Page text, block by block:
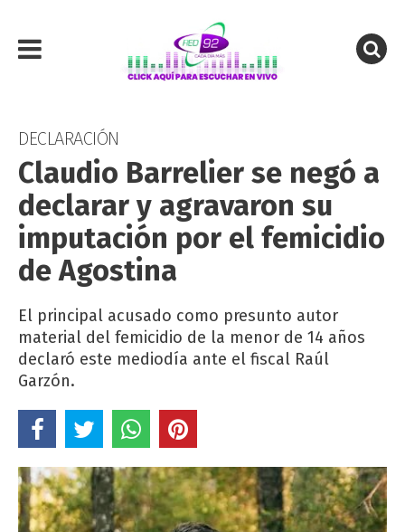
DECLARACIÓN
Claudio Barrelier se negó a
declarar y agravaron su
imputación por el femicidio
de Agostina
El principal acusado como presunto autor
material del femicidio de la menor de 14 años
declaró este mediodía ante el fiscal Raúl
Garzón.